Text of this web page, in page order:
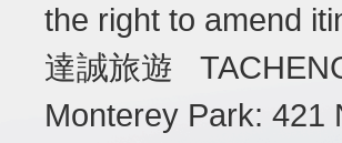
the right to amend
達誠旅遊
Monterey Park: 421